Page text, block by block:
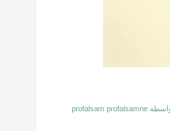
profalsam profalsamne